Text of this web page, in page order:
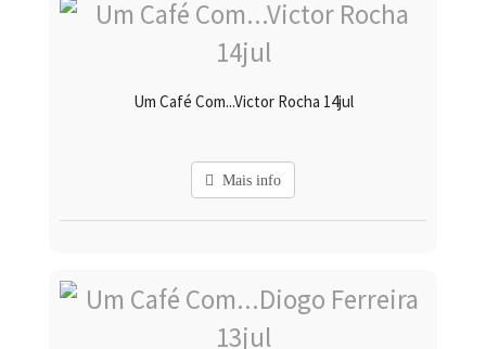
Um Café Com...Victor Rocha 14jul
Mais info